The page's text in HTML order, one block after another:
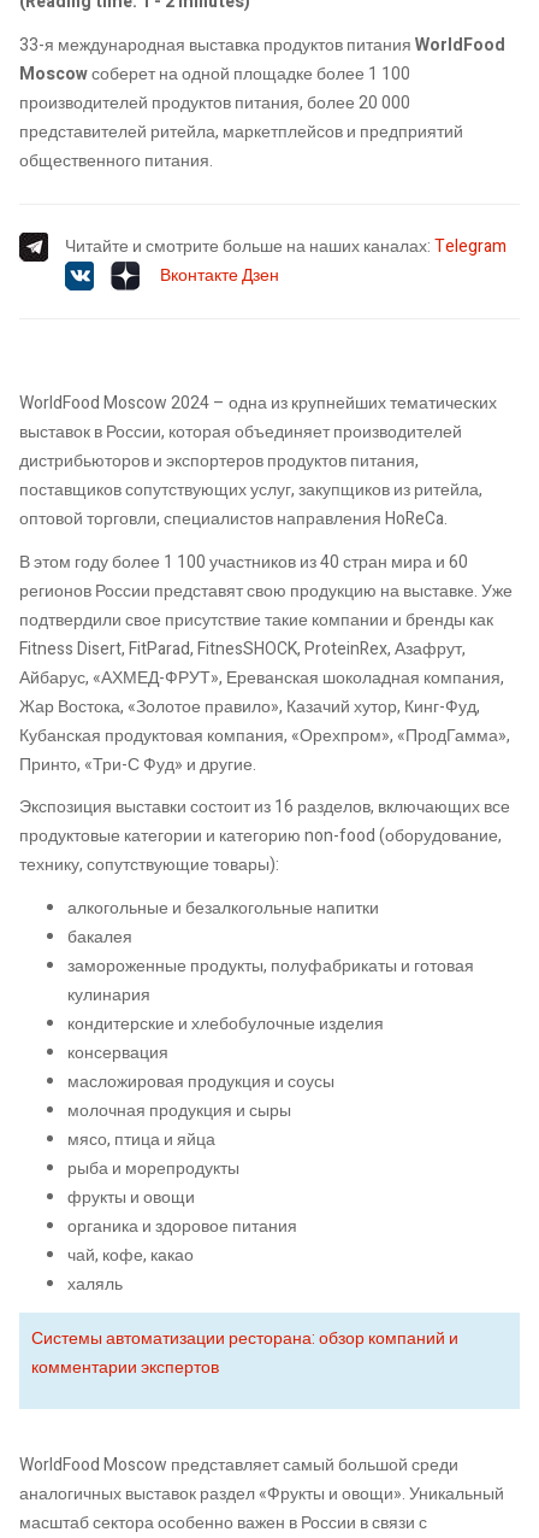
33-я международная выставка продуктов питанияWorldFood
Moscowсоберет на одной площадке более 1 100
производителей продуктов питания, более 20 000
представителей ритейла, маркетплейсов и предприятий
общественного питания.
Читайте и смотрите больше на наших каналах:Telegram
ВконтактеДзен
WorldFood Moscow 2024 – одна из крупнейших тематических
выставок в России, которая объединяет производителей
дистрибьюторов и экспортеров продуктов питания,
поставщиков сопутствующих услуг, закупщиков из ритейла,
оптовой торговли, специалистов направления HoReCa.
В этом году более 1 100 участников из 40 стран мира и 60
регионов России представят свою продукцию на выставке. Уже
подтвердили свое присутствие такие компании и бренды как
Fitness Disert, FitParad, FitnesSHOCK, ProteinRex, Азафрут,
Айбарус, «АХМЕД-ФРУТ», Ереванская шоколадная компания,
Жар Востока, «Золотое правило», Казачий хутор, Кинг-Фуд,
Кубанская продуктовая компания, «Орехпром», «ПродГамма»,
Принто, «Три-С Фуд» и другие.
Экспозиция выставки состоит из 16 разделов, включающих все
продуктовые категории и категорию non-food (оборудование,
технику, сопутствующие товары):
алкогольные и безалкогольные напитки
бакалея
замороженные продукты, полуфабрикаты и готовая
кулинария
кондитерские и хлебобулочные изделия
консервация
масложировая продукция и соусы
молочная продукция и сыры
мясо, птица и яйца
рыба и морепродукты
фрукты и овощи
органика и здоровое питания
чай, кофе, какао
халяль
Системы автоматизации ресторана: обзор компаний и
комментарии экспертов
WorldFood Moscow представляет самый большой среди
аналогичных выставок раздел «Фрукты и овощи». Уникальный
масштаб сектора особенно важен в России в связи с